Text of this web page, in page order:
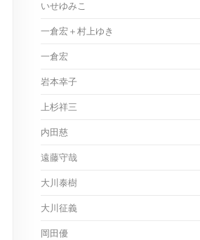
いせゆみこ
一倉宏＋村上ゆき
一倉宏
岩本幸子
上杉祥三
内田慈
遠藤守哉
大川泰樹
大川征義
岡田優